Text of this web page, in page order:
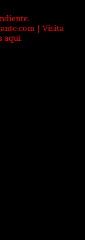
| Visita
aquí